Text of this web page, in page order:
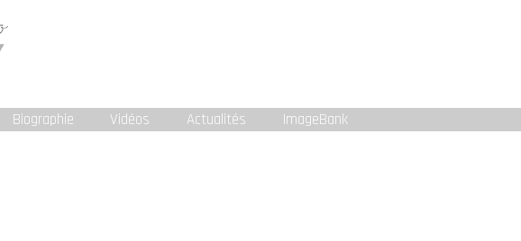
Biographie Vidéos Actualités ImageBank